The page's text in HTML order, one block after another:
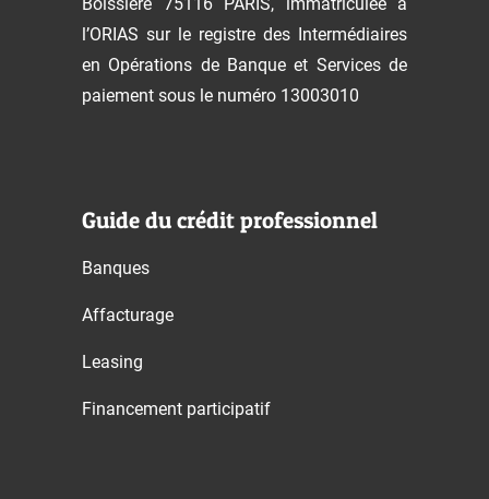
l’ORIAS sur le registre des Intermédiaires
en Opérations de Banque et Services de
paiement sous le numéro 13003010
Guide du crédit professionnel
Banques
Affacturage
Leasing
Financement participatif